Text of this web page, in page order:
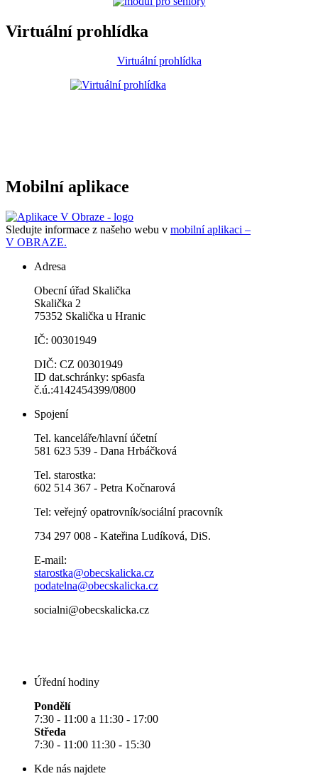
Virtuální prohlídka
Virtuální prohlídka
Mobilní aplikace
Sledujte informace z našeho webu v mobilní aplikaci –
V OBRAZE.
Adresa
Obecní úřad Skalička
Skalička 2
75352 Skalička u Hranic
IČ: 00301949
DIČ: CZ 00301949
ID dat.schránky: sp6asfa
č.ú.:4142454399/0800
Spojení
Tel. kanceláře/hlavní účetní
581 623 539 - Dana Hrbáčková
Tel. starostka:
602 514 367 - Petra Kočnarová
Tel: veřejný opatrovník/sociální pracovník
734 297 008 - Kateřina Ludíková, DiS.
E-mail:
starostka@obecskalicka.cz
podatelna@obecskalicka.cz
socialni@obecskalicka.cz
Úřední hodiny
Pondělí
7:30 - 11:00 a 11:30 - 17:00
Středa
7:30 - 11:00 11:30 - 15:30
Kde nás najdete